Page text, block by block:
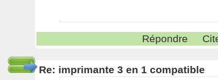
Répondre
Re: imprimante 3 en 1 compatible